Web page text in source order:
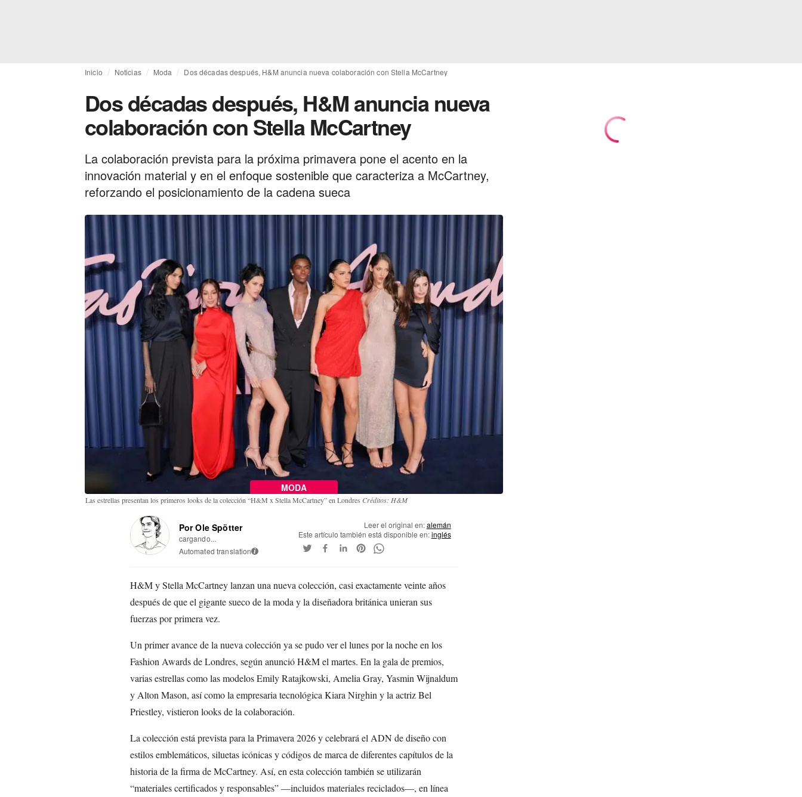
Inicio Noticias Moda Dos décadas después, H&M anuncia nueva colaboración con Stella McCartney
Dos décadas después, H&M anuncia nueva
colaboración con Stella McCartney
La colaboración prevista para la próxima primavera pone el acento en la
innovación material y en el enfoque sostenible que caracteriza a McCartney,
reforzando el posicionamiento de la cadena sueca
MODA
Las estrellas presentan los primeros looks de la colección “H&M x Stella McCartney” en Londres Créditos: H&M
Por Ole Spötter
cargando...
Automated translation i
Leer el original en:alemán
Este artículo también está disponible en:inglés
H&M y Stella McCartney lanzan una nueva colección, casi exactamente veinte años
después de que el gigante sueco de la moda y la diseñadora británica unieran sus
fuerzas por primera vez.
Un primer avance de la nueva colección ya se pudo ver el lunes por la noche en los
Fashion Awards de Londres, según anunció H&M el martes. En la gala de premios,
varias estrellas como las modelos Emily Ratajkowski, Amelia Gray, Yasmin Wijnaldum
y Alton Mason, así como la empresaria tecnológica Kiara Nirghin y la actriz Bel
Priestley, vistieron looks de la colaboración.
La colección está prevista para la Primavera 2026 y celebrará el ADN de diseño con
estilos emblemáticos, siluetas icónicas y códigos de marca de diferentes capítulos de la
historia de la firma de McCartney. Así, en esta colección también se utilizarán
“materiales certificados y responsables” —incluidos materiales reciclados—, en línea